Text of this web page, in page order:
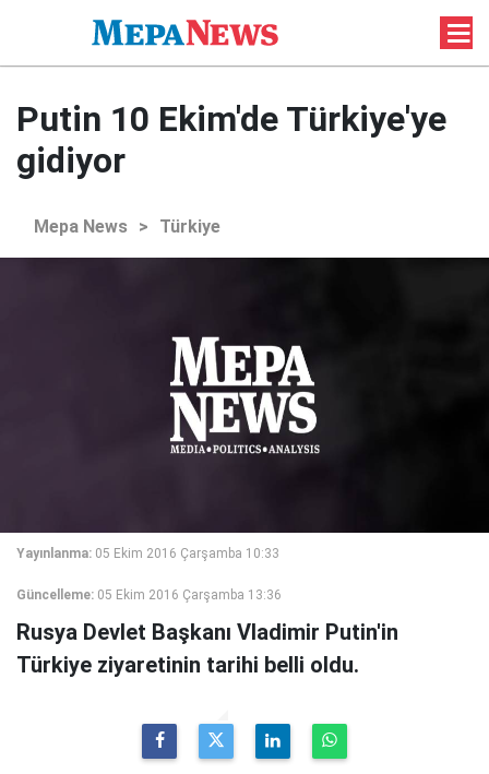
Putin 10 Ekim'de Türkiye'ye
gidiyor
Mepa News > Türkiye
Yayınlanma: 05 Ekim 2016 Çarşamba 10:33
Güncelleme: 05 Ekim 2016 Çarşamba 13:36
Rusya Devlet Başkanı Vladimir Putin'in
Türkiye ziyaretinin tarihi belli oldu.